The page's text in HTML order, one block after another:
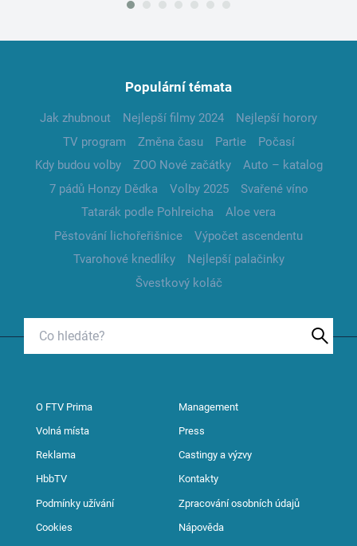
Populární témata
Jak zhubnout Nejlepší filmy 2024
Nejlepší horory
TV program
Změna času Partie
Počasí
Kdy budou volby
ZOO Nové začátky
Auto – katalog
7 pádů Honzy Dědka
Volby 2025
Svařené víno
Tatarák podle Pohlreicha
Aloe vera
Pěstování lichořeřišnice
Výpočet ascendentu
Tvarohové knedlíky
Nejlepší palačinky
Švestkový koláč
O FTV Prima Management
Volná místa Press
Reklama Castingy a výzvy
HbbTV Kontakty
Podmínky užívání Zpracování osobních údajů
Cookies Nápověda